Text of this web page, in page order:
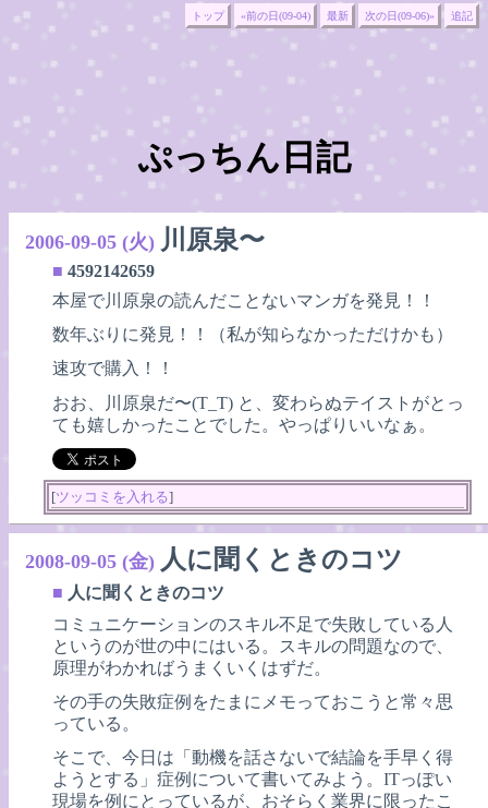
トップ «前の日(09-04) 最新 次の日(09-06)» 追記
ぷっちん日記
2006-09-05 (火) 川原泉〜
■ 4592142659
本屋で川原泉の読んだことないマンガを発見！！
数年ぶりに発見！！（私が知らなかっただけかも）
速攻で購入！！
おお、川原泉だ〜(T_T) と、変わらぬテイストがとっ
ても嬉しかったことでした。やっぱりいいなぁ。
[ツッコミを入れる]
2008-09-05 (金) 人に聞くときのコツ
■ 人に聞くときのコツ
コミュニケーションのスキル不足で失敗している人
というのが世の中にはいる。スキルの問題なので、
原理がわかればうまくいくはずだ。
その手の失敗症例をたまにメモっておこうと常々思
っている。
そこで、今日は「動機を話さないで結論を手早く得
ようとする」症例について書いてみよう。ITっぽい
現場を例にとっているが、おそらく業界に限ったこ